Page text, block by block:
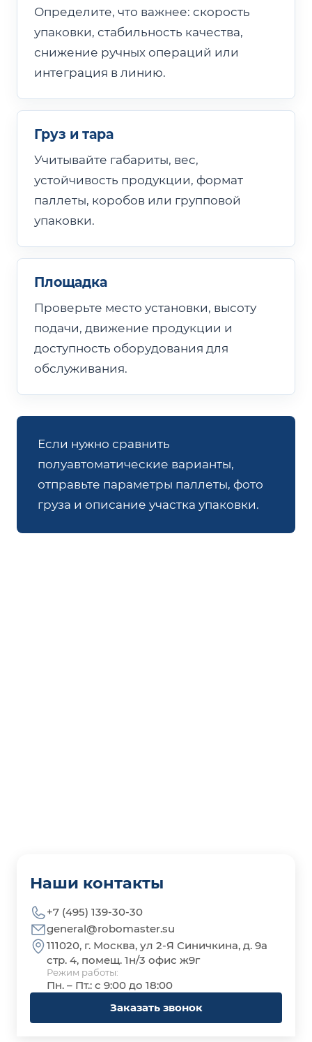
Определите, что важнее: скорость
упаковки, стабильность качества,
снижение ручных операций или
интеграция в линию.
Груз и тара
Учитывайте габариты, вес,
устойчивость продукции, формат
паллеты, коробов или групповой
упаковки.
Площадка
Проверьте место установки, высоту
подачи, движение продукции и
доступность оборудования для
обслуживания.
Если нужно сравнить
полуавтоматические варианты,
отправьте параметры паллеты, фото
груза и описание участка упаковки.
Наши контакты
+7 (495) 139-30-30
general@robomaster.su
111020, г. Москва, ул 2-Я Синичкина, д. 9а
стр. 4, помещ. 1н/3 офис ж9г
Режим работы:
Пн. – Пт.: с 9:00 до 18:00
Заказать звонок